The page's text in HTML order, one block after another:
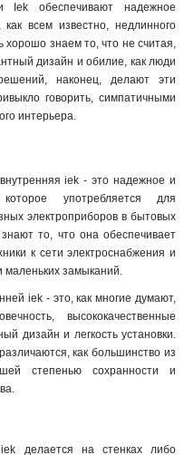
Iek обеспечивают надежное
всем известно, недлинного
знаем то, что не считая,
дизайн и обилие, как люди
наконец, делают эти
говорить, симпатичными
интерьера.
iek - это надежное и
которое употребляется для
электроприборов в бытовых
то, что она обеспечивает
к сети электроснабжения и
маленьких замыканий.
iek - это, как многие думают,
высококачественные
дизайн и легкость установки.
как большинство из
степенью сохранности и
.
iek делается на стенках либо